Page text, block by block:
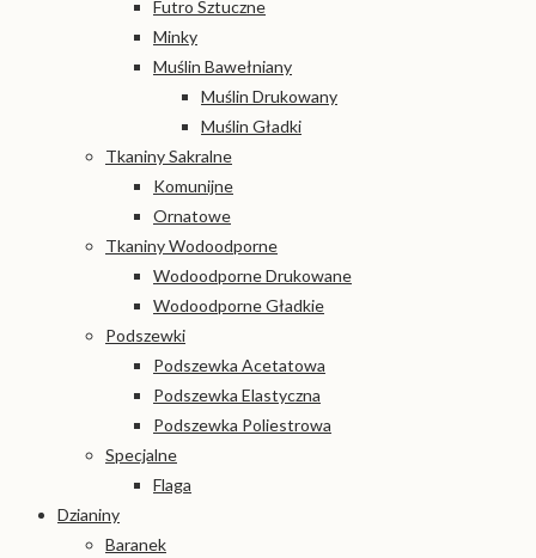
Futro Sztuczne
Minky
Muślin Bawełniany
Muślin Drukowany
Muślin Gładki
Tkaniny Sakralne
Komunijne
Ornatowe
Tkaniny Wodoodporne
Wodoodporne Drukowane
Wodoodporne Gładkie
Podszewki
Podszewka Acetatowa
Podszewka Elastyczna
Podszewka Poliestrowa
Specjalne
Flaga
Dzianiny
Baranek